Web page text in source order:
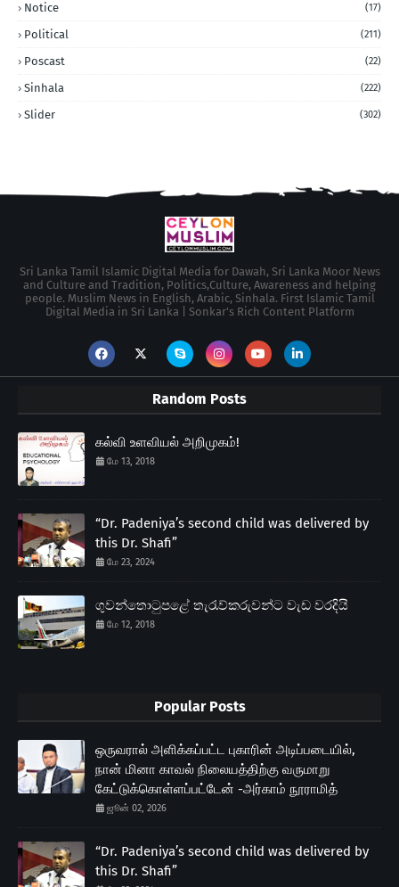
Notice (17)
Political (211)
Poscast (22)
Sinhala (222)
Slider (302)
Sri Lanka Tamil Islamic Digital Media for Dawah, Sri Lanka Moor News
and Culture and Tradition, Politics,Culture, Awareness and helping
people. Muslim News in English, Arabic, Sinhala. First Islamic Tamil
Digital Media in Sri Lanka | Sonkar's Rich Content Platform
Random Posts
கல்வி உளவியல் அறிமுகம்!
மே 13, 2018
“Dr. Padeniya’s second child was delivered by
this Dr. Shafi”
மே 23, 2024
ගුවන්තොටුපළේ තැරැව්කරුවන්ට වැඩ වරදියි
மே 12, 2018
Popular Posts
ஒருவரால் அளிக்கப்பட்ட புகாரின் அடிப்படையில்,
நான் மினா காவல் நிலையத்திற்கு வருமாறு
கேட்டுக்கொள்ளப்பட்டேன் -அர்காம் நூராமித்
ஜூன் 02, 2026
“Dr. Padeniya’s second child was delivered by
this Dr. Shafi”